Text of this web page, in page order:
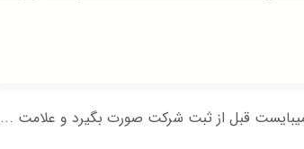
قبل از ثبت شرکت صورت بگیرد و علامت ...